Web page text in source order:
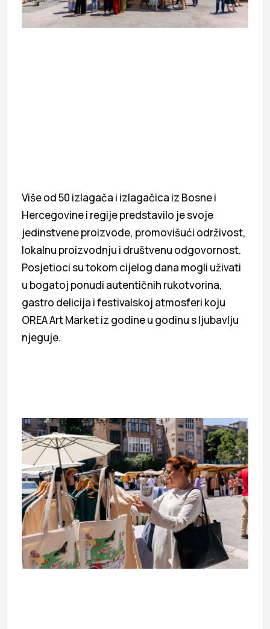
Više od 50 izlagača i izlagačica iz Bosne i
Hercegovine i regije predstavilo je svoje
jedinstvene proizvode, promovišući održivost,
lokalnu proizvodnju i društvenu odgovornost.
Posjetioci su tokom cijelog dana mogli uživati
u bogatoj ponudi autentičnih rukotvorina,
gastro delicija i festivalskoj atmosferi koju
OREA Art Market iz godine u godinu s ljubavlju
njeguje.